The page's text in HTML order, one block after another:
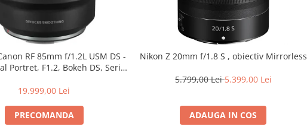
RF 85mm f/1.2L USM DS -
Portret, F1.2, Bokeh DS, Seria
19.999,00 Lei
PRECOMANDA
Nikon Z 20mm f/1.8 S , obiectiv Mirrorless
5.799,00 Lei5.399,00 Lei
ADAUGA IN COS